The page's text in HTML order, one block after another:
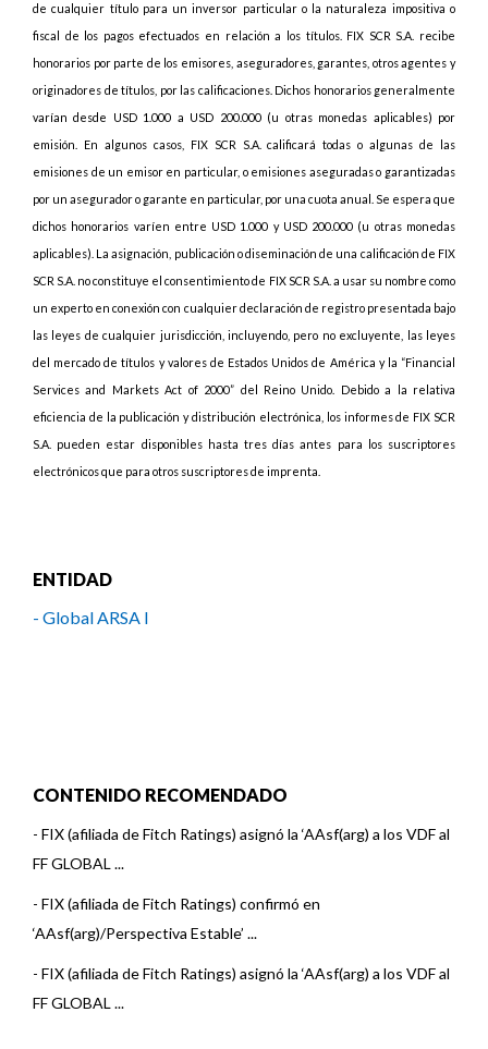
de cualquier título para un inversor particular o la naturaleza impositiva o
fiscal de los pagos efectuados en relación a los títulos. FIX SCR S.A. recibe
honorarios por parte de los emisores, aseguradores, garantes, otros agentes y
originadores de títulos, por las calificaciones. Dichos honorarios generalmente
varían desde USD 1.000 a USD 200.000 (u otras monedas aplicables) por
emisión. En algunos casos, FIX SCR S.A. calificará todas o algunas de las
emisiones de un emisor en particular, o emisiones aseguradas o garantizadas
por un asegurador o garante en particular, por una cuota anual. Se espera que
dichos honorarios varíen entre USD 1.000 y USD 200.000 (u otras monedas
aplicables). La asignación, publicación o diseminación de una calificación de FIX
SCR S.A. no constituye el consentimiento de FIX SCR S.A. a usar su nombre como
un experto en conexión con cualquier declaración de registro presentada bajo
las leyes de cualquier jurisdicción, incluyendo, pero no excluyente, las leyes
del mercado de títulos y valores de Estados Unidos de América y la “Financial
Services and Markets Act of 2000” del Reino Unido. Debido a la relativa
eficiencia de la publicación y distribución electrónica, los informes de FIX SCR
S.A. pueden estar disponibles hasta tres días antes para los suscriptores
electrónicos que para otros suscriptores de imprenta.
ENTIDAD
- Global ARSA I
CONTENIDO RECOMENDADO
- FIX (afiliada de Fitch Ratings) asignó la ‘AAsf(arg) a los VDF al
FF GLOBAL ...
- FIX (afiliada de Fitch Ratings) confirmó en
‘AAsf(arg)/Perspectiva Estable’ ...
- FIX (afiliada de Fitch Ratings) asignó la ‘AAsf(arg) a los VDF al
FF GLOBAL ...